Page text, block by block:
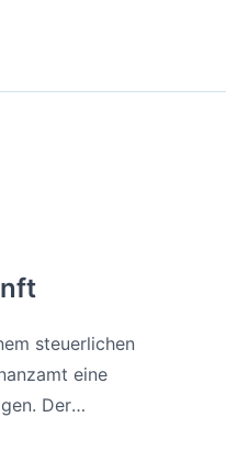
steuerlichen
eine
Der